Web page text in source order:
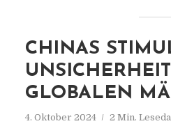
CHINAS
GLOBALEN
4. Oktober 2024 2 Min.